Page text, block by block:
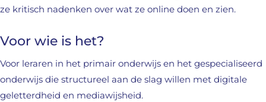
ze kritisch nadenken over wat ze online doen en zien.
Voor wie is het?
Voor leraren in het primair onderwijs en het gespecialiseerd
onderwijs die structureel aan de slag willen met digitale
geletterdheid en mediawijsheid.